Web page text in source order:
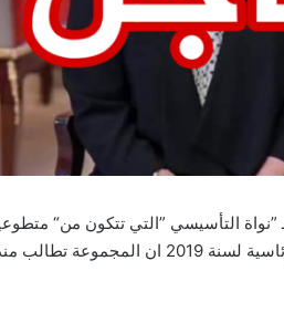
‬التفسيرية‭” ‬لقيس‭ ‬سعيد‭ ‬خلال‭ ‬الانتخابات‭ ‬الرئاسية‭ ‬لسنة